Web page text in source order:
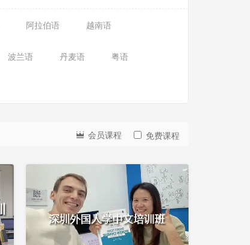
阿拉伯语 越南语
波兰语 丹麦语 粤语
会员课程 免费课程